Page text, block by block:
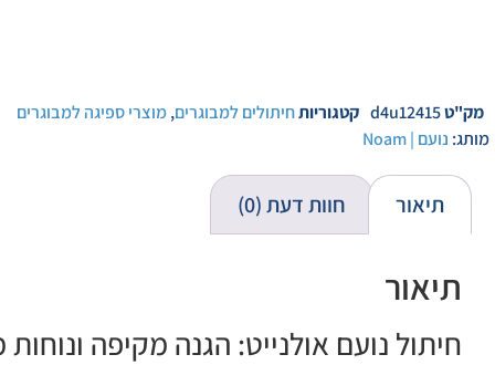
מק"טd4u12415 קטגוריותחיתולים למבוגרים,מוצרי ספיגה למבוגרים
מותג: נועם | Noam
תיאור חוות דעת (0)
תיאור
חיתול נועם אולנייט: הגנה מקיפה